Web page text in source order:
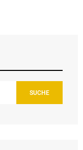
SUCHE